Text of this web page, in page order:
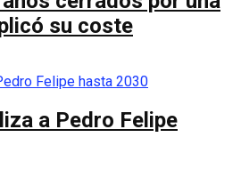
su coste
a Pedro Felipe